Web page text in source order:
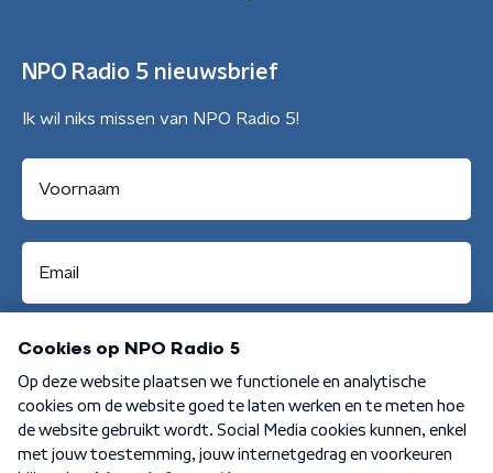
NPO Radio 5 nieuwsbrief
Ik wil niks missen van NPO Radio 5!
Aanmelden
Algemene voorwaarden